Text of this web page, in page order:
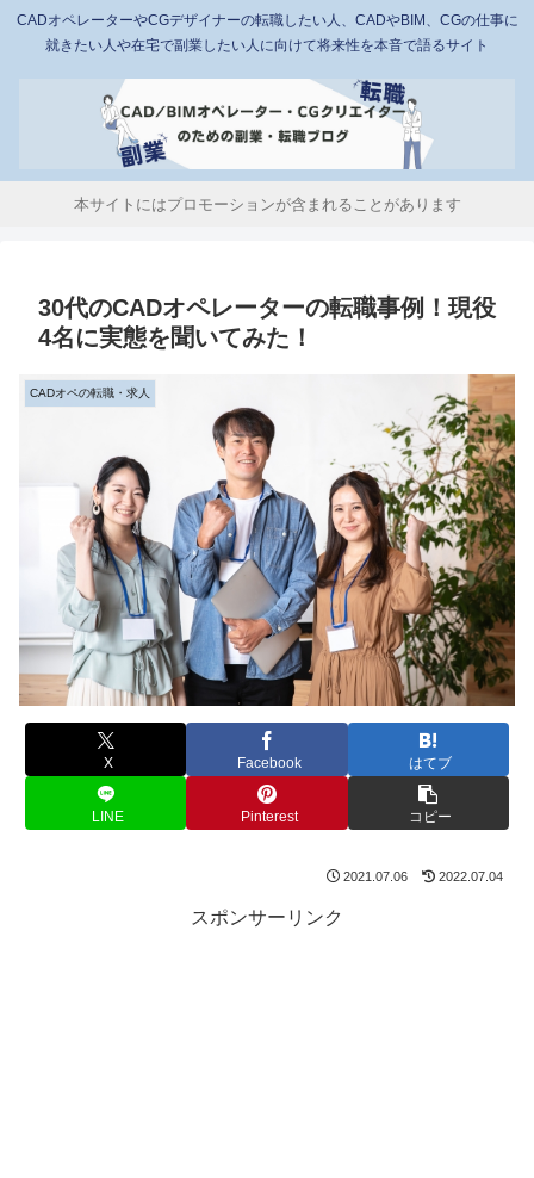
CADオペレーターやCGデザイナーの転職したい人、CADやBIM、CGの仕事に
就きたい人や在宅で副業したい人に向けて将来性を本音で語るサイト
本サイトにはプロモーションが含まれることがあります
30代のCADオペレーターの転職事例！現役
4名に実態を聞いてみた！
CADオペの転職・求人
X Facebook はてブ
LINE Pinterest コピー
2021.07.06 2022.07.04
スポンサーリンク